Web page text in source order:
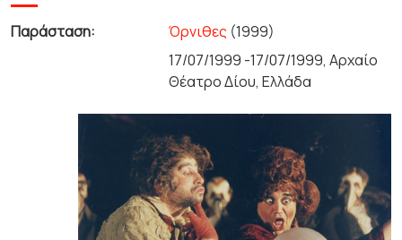
Παράσταση: Όρνιθες (1999)
17/07/1999 -17/07/1999, Αρχαίο
Θέατρο Δίου, Ελλάδα